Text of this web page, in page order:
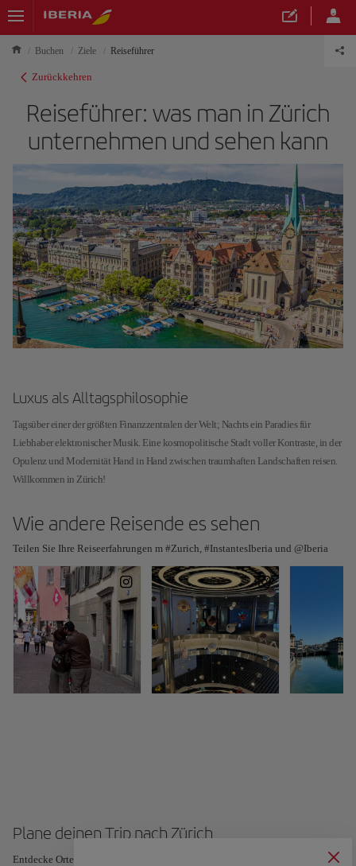
Buchen Ziele Reiseführer
Zurückkehren
Reiseführer: was man in Zürich
unternehmen und sehen kann
Luxus als Alltagsphilosophie
Tagsüber einer der größten Finanzzentralen der Welt; Nachts ein Paradies für
Liebhaber elektronischer Musik. Eine kosmopolitische Stadt voller Kontraste, in der
Opulenz und Modernität Hand in Hand zwischen traumhaften Landschaften reisen.
Willkommen in Zürich!
Wie andere Reisende es sehen
Teilen Sie Ihre Reiseerfahrungen m #Zurich, #InstantesIberia und @Iberia
Plane deinen Trip nach Zürich
Entdecke Orte und Erlebnisse und markiere deine Favoriten mit einem Herz,